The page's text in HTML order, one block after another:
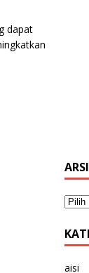
dapat
aisi